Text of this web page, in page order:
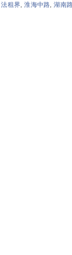
,法租界 ,淮海中路 ,湖南